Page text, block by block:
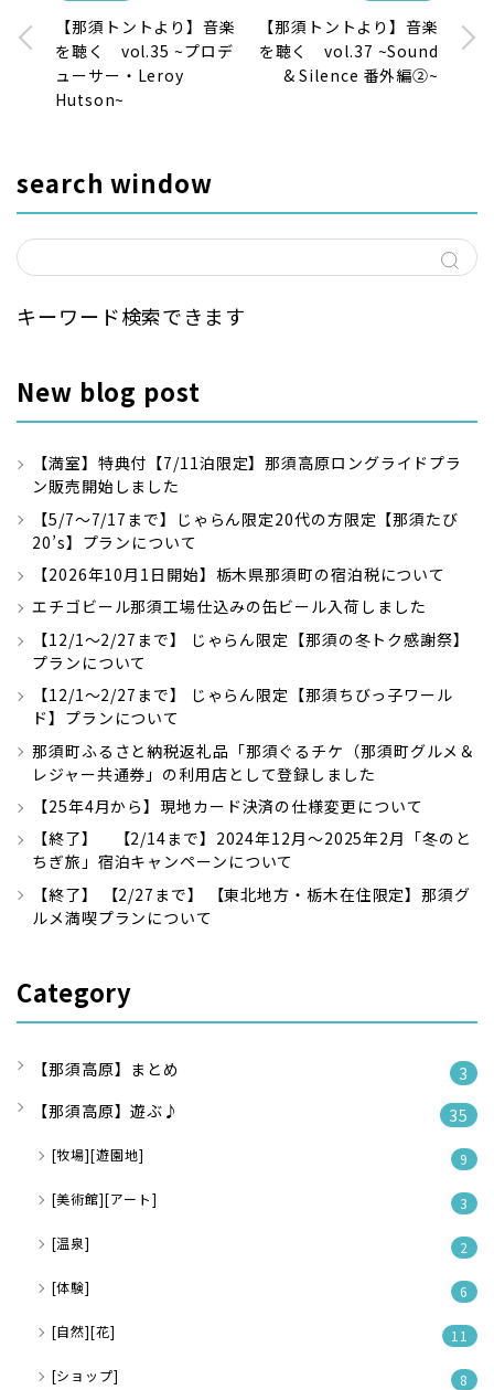
【那須トントより】音楽
を聴く vol.35 ~プロデ
ューサー・Leroy
Hutson~
【那須トントより】音楽
を聴く vol.37 ~Sound
& Silence 番外編②~
search window
キーワード検索できます
New blog post
【満室】特典付【7/11泊限定】那須高原ロングライドプラ
ン販売開始しました
【5/7～7/17まで】じゃらん限定20代の方限定【那須たび
20’s】プランについて
【2026年10月1日開始】栃木県那須町の宿泊税について
エチゴビール那須工場仕込みの缶ビール入荷しました
【12/1～2/27まで】 じゃらん限定【那須の冬トク感謝祭】
プランについて
【12/1～2/27まで】 じゃらん限定【那須ちびっ子ワール
ド】プランについて
那須町ふるさと納税返礼品「那須ぐるチケ（那須町グルメ＆
レジャー共通券」の利用店として登録しました
【25年4月から】現地カード決済の仕様変更について
【終了】 【2/14まで】2024年12月～2025年2月「冬のと
ちぎ旅」宿泊キャンペーンについて
【終了】 【2/27まで】 【東北地方・栃木在住限定】那須グ
ルメ満喫プランについて
Category
【那須高原】まとめ
3
【那須高原】遊ぶ♪
35
[牧場][遊園地] 9
[美術館][アート] 3
[温泉] 2
[体験] 6
[自然][花] 11
[ショップ] 8